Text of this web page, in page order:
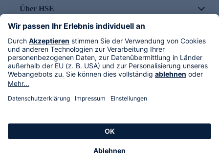
Über HSE
Im TV
HSE International